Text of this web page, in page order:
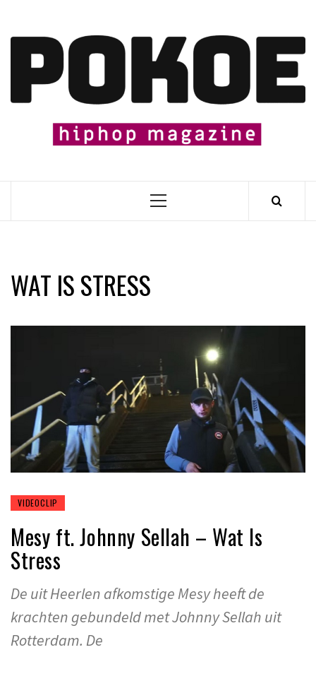
content
Primary
WAT IS STRESS
VIDEOCLIP
Mesy ft. Johnny Sellah – Wat Is
Stress
De uit Heerlen afkomstige Mesy heeft de
krachten gebundeld met Johnny Sellah uit
Rotterdam. De